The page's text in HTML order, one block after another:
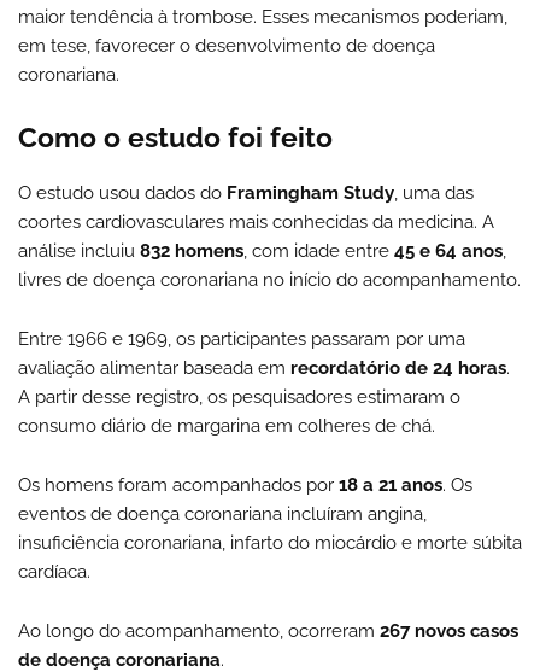
maior tendência à trombose. Esses mecanismos poderiam,
em tese, favorecer o desenvolvimento de doença
coronariana.
Como o estudo foi feito
O estudo usou dados do Framingham Study, uma das
coortes cardiovasculares mais conhecidas da medicina. A
análise incluiu 832 homens, com idade entre 45 e 64 anos,
livres de doença coronariana no início do acompanhamento.
Entre 1966 e 1969, os participantes passaram por uma
avaliação alimentar baseada em recordatório de 24 horas.
A partir desse registro, os pesquisadores estimaram o
consumo diário de margarina em colheres de chá.
Os homens foram acompanhados por 18 a 21 anos. Os
eventos de doença coronariana incluíram angina,
insuficiência coronariana, infarto do miocárdio e morte súbita
cardíaca.
Ao longo do acompanhamento, ocorreram 267 novos casos
de doença coronariana.